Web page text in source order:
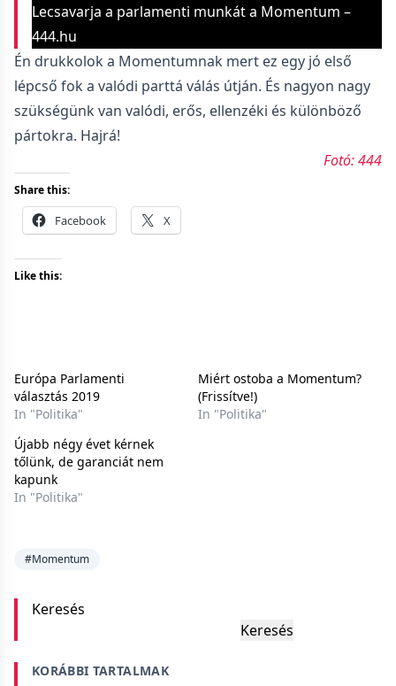
Lecsavarja a parlamenti munkát a Momentum –
444.hu
Én drukkolok a Momentumnak mert ez egy jó első
lépcső fok a valódi parttá válás útján. És nagyon nagy
szükségünk van valódi, erős, ellenzéki és különböző
pártokra. Hajrá!
Fotó: 444
Share this:
Facebook X
Like this:
Európa Parlamenti
választás 2019
In "Politika"
Miért ostoba a Momentum?
(Frissítve!)
In "Politika"
Újabb négy évet kérnek
tőlünk, de garanciát nem
kapunk
In "Politika"
#Momentum
Keresés
Keresés
KORÁBBI TARTALMAK